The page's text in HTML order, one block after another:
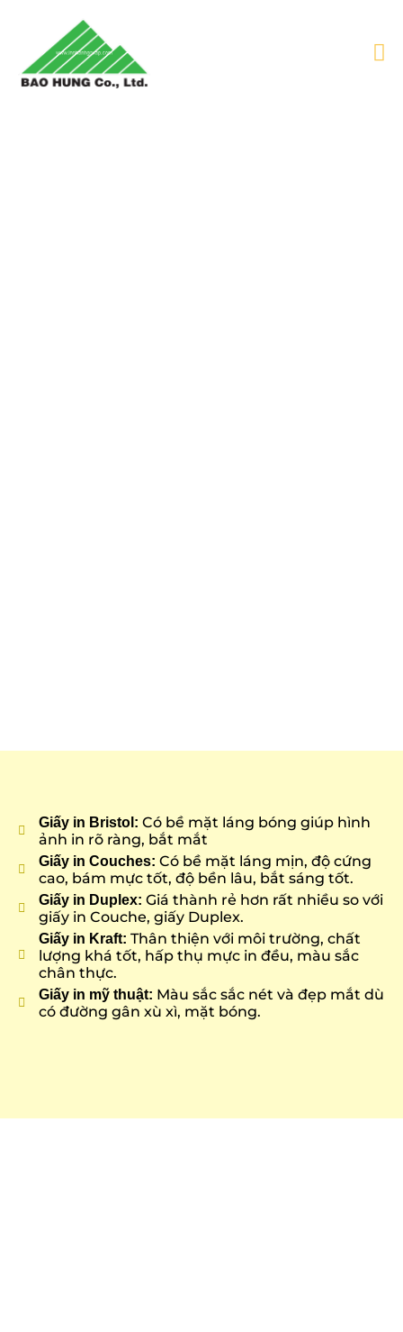
Giấy in Bristol: Có bề mặt láng bóng giúp hình
ảnh in rõ ràng, bắt mắt
Giấy in Couches: Có bề mặt láng mịn, độ cứng
cao, bám mực tốt, độ bền lâu, bắt sáng tốt.
Giấy in Duplex: Giá thành rẻ hơn rất nhiều so với
giấy in Couche, giấy Duplex.
Giấy in Kraft: Thân thiện với môi trường, chất
lượng khá tốt, hấp thụ mực in đều, màu sắc
chân thực.
Giấy in mỹ thuật: Màu sắc sắc nét và đẹp mắt dù
có đường gân xù xì, mặt bóng.